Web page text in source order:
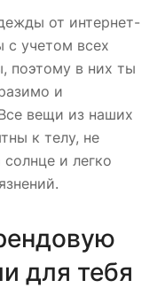
от интернет-
с учетом всех
поэтому в них ты
и
вещи из наших
к телу, не
и легко
для тебя